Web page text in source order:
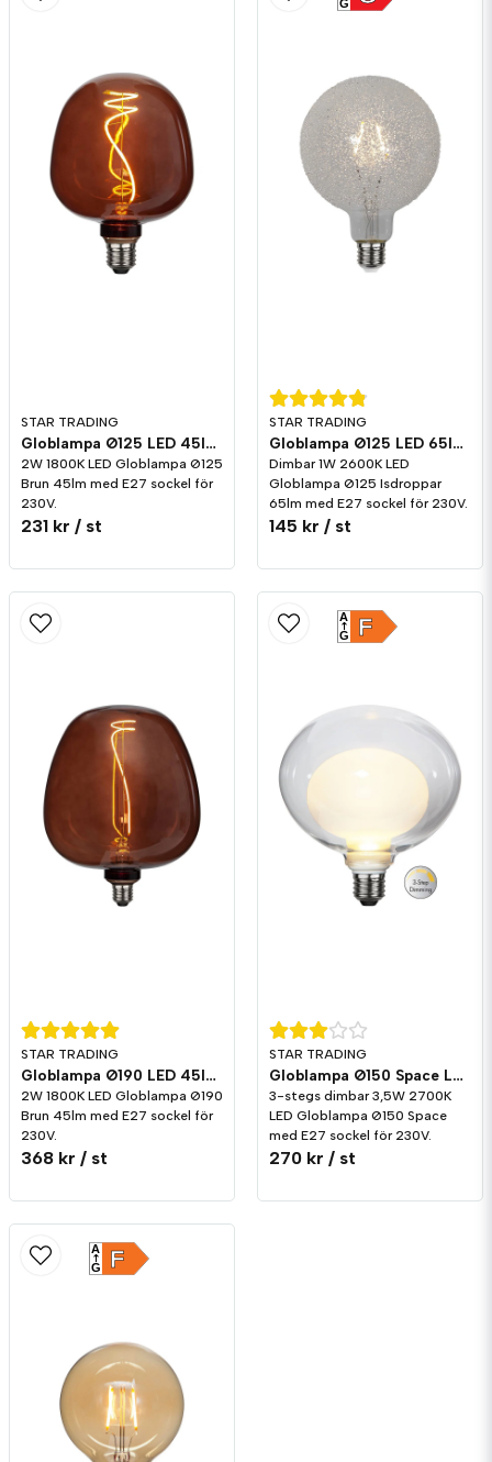
STAR TRADING
Globlampa Ø125 LED 45lm E27 Brun 1800K
2W 1800K LED Globlampa Ø125
Brun 45lm med E27 sockel för
230V.
231 kr / st
STAR TRADING
Globlampa Ø125 LED 65lm E27 Isdroppar 2600K Dim
Dimbar 1W 2600K LED
Globlampa Ø125 Isdroppar
65lm med E27 sockel för 230V.
145 kr / st
G
STAR TRADING
Globlampa Ø190 LED 45lm E27 Brun 1800K
2W 1800K LED Globlampa Ø190
Brun 45lm med E27 sockel för
230V.
368 kr / st
STAR TRADING
Globlampa Ø150 Space LED 350lm E27 2700K 3-stegs dimming
3-stegs dimbar 3,5W 2700K
LED Globlampa Ø150 Space
med E27 sockel för 230V.
270 kr / st
F
A
G
F
A
G